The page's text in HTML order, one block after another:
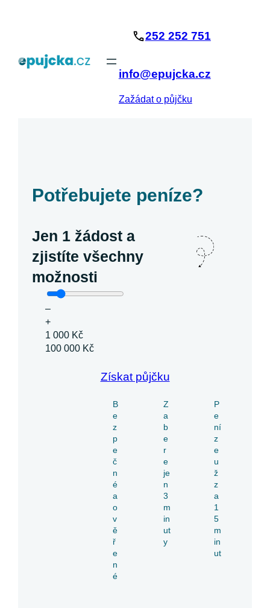
252 252 751
info@epujcka.cz
Zažádat o půjčku
Potřebujete peníze?
Jen 1 žádost a
zjistíte všechny
možnosti
–
+
1 000 Kč
100 000 Kč
Získat půjčku
B
e
z
p
e
č
n
é
a
o
v
ě
ř
e
n
é
Z
a
b
e
r
e
je
n
3
m
in
ut
y
P
e
ní
z
e
u
ž
z
a
1
5
m
in
ut